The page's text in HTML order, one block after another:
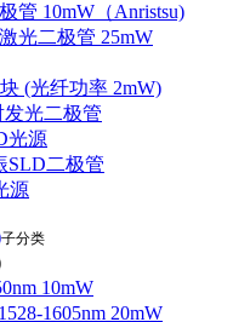
管 10mW（Anristsu)
光二极管 25mW
(光纤功率 2mW)
发光二极管
光源
SLD二极管
源
子分类
10mW
1605nm 20mW